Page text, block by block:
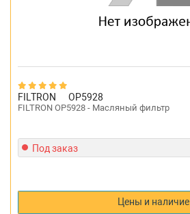
FILTRON OP5928
FILTRON OP5928 - Масляный фильтр
Под заказ
Цены и наличие